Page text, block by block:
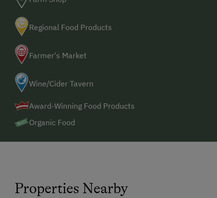
Regional Food Products
Farmer's Market
Wine/Cider Tavern
Award-Winning Food Products
Organic Food
Properties Nearby